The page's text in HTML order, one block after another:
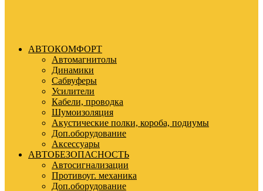
АВТОКОМФОРТ
Автомагнитолы
Динамики
Сабвуферы
Усилители
Кабели, проводка
Шумоизоляция
Акустические полки, короба, подиумы
Доп.оборудование
Аксессуары
АВТОБЕЗОПАСНОСТЬ
Автосигнализации
Противоуг. механика
Доп.оборудование